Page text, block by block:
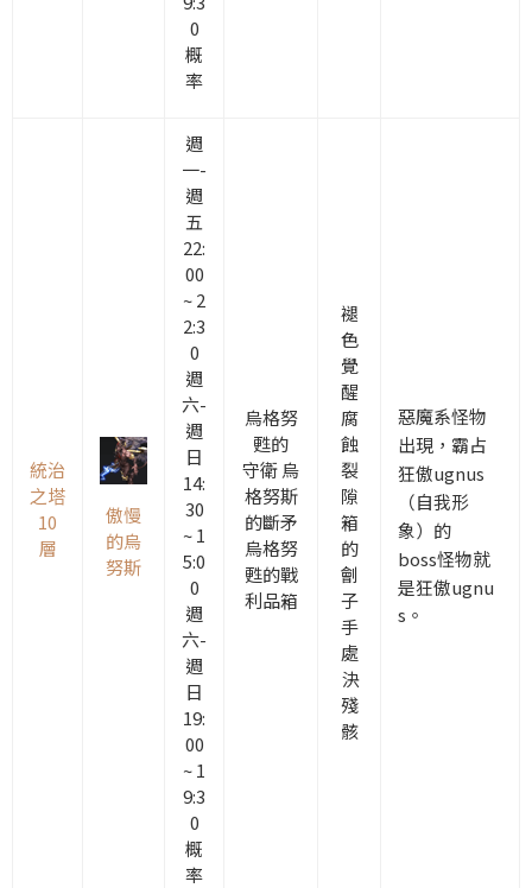
0
概
率
統治
之塔
10
層
傲慢
的烏
努斯
週
一-
週
五
22:
00
~ 2
2:3
0
週
六-
週
日
14:
30
~ 1
5:0
0
週
六-
週
日
19:
00
~ 1
9:3
0
概
率
烏格努
甦的
守衛 烏
格努斯
的斷矛
烏格努
甦的戰
利品箱
褪
色
覺
醒
腐
蝕
裂
隙
箱
的
劊
子
手
處
決
殘
骸
惡魔系怪物
出現，霸占
狂傲ugnus
（自我形
象）的
boss怪物就
是狂傲ugnu
s。